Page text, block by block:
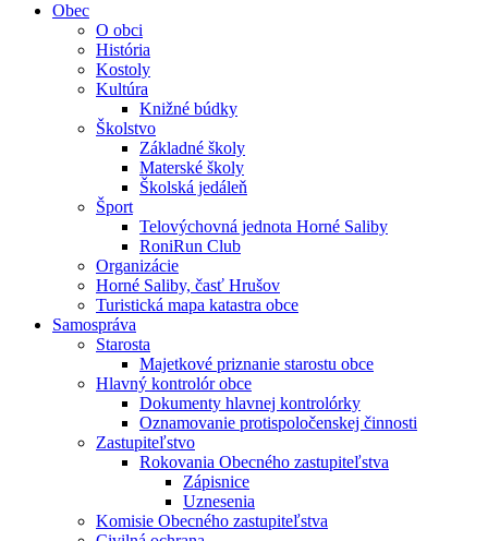
Obec
O obci
História
Kostoly
Kultúra
Knižné búdky
Školstvo
Základné školy
Materské školy
Školská jedáleň
Šport
Telovýchovná jednota Horné Saliby
RoniRun Club
Organizácie
Horné Saliby, časť Hrušov
Turistická mapa katastra obce
Samospráva
Starosta
Majetkové priznanie starostu obce
Hlavný kontrolór obce
Dokumenty hlavnej kontrolórky
Oznamovanie protispoločenskej činnosti
Zastupiteľstvo
Rokovania Obecného zastupiteľstva
Zápisnice
Uznesenia
Komisie Obecného zastupiteľstva